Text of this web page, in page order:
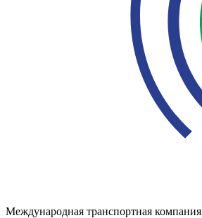
Международная транспортная компания